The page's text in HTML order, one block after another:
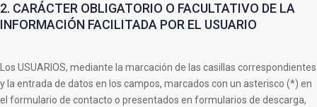
2. CARÁCTER OBLIGATORIO O FACULTATIVO DE LA
INFORMACIÓN FACILITADA POR EL USUARIO
Los USUARIOS, mediante la marcación de las casillas correspondientes
y la entrada de datos en los campos, marcados con un asterisco (*) en
el formulario de contacto o presentados en formularios de descarga,